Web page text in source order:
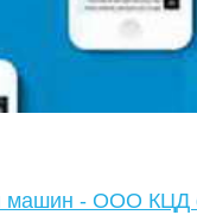
машин - ООО КЦД